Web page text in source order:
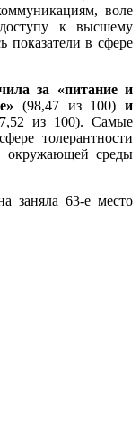
воле
к высшему
показатели в сфере
за «питание и
(98,47 из 100)и
из 100). Самые
толерантности
окружающей среды
заняла 63-е место